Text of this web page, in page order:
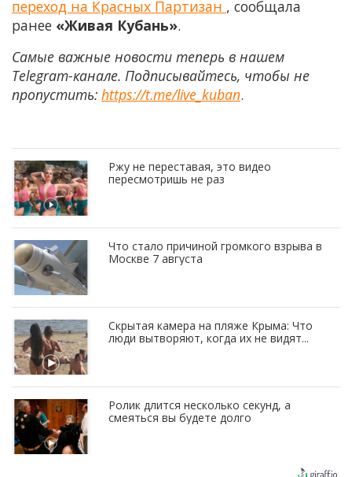
переход на Красных Партизан , сообщала
ранее «Живая Кубань».
Самые важные новости теперь в нашем
Telegram-канале. Подписывайтесь, чтобы не
пропустить: https://t.me/live_kuban.
Ржу не переставая, это видео
пересмотришь не раз
Что стало причиной громкого взрыва в
Москве 7 августа
Скрытая камера на пляже Крыма: Что
люди вытворяют, когда их не видят...
Ролик длится несколько секунд, а
смеяться вы будете долго